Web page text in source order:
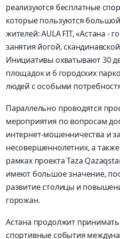
реализуются бесплатные
которые пользуются
жителей: AULA FIT, «Астана -
занятия йогой,
Инициативы охватывают 30
площадок и 6 городских
людей с особыми
Параллельно проводятся
мероприятия по вопросам
интернет-мошенничества и
несовершеннолетних, а
рамках проекта Taza
имеют большое значение,
развитие столицы и
горожан.
Астана продолжит
спортивные события